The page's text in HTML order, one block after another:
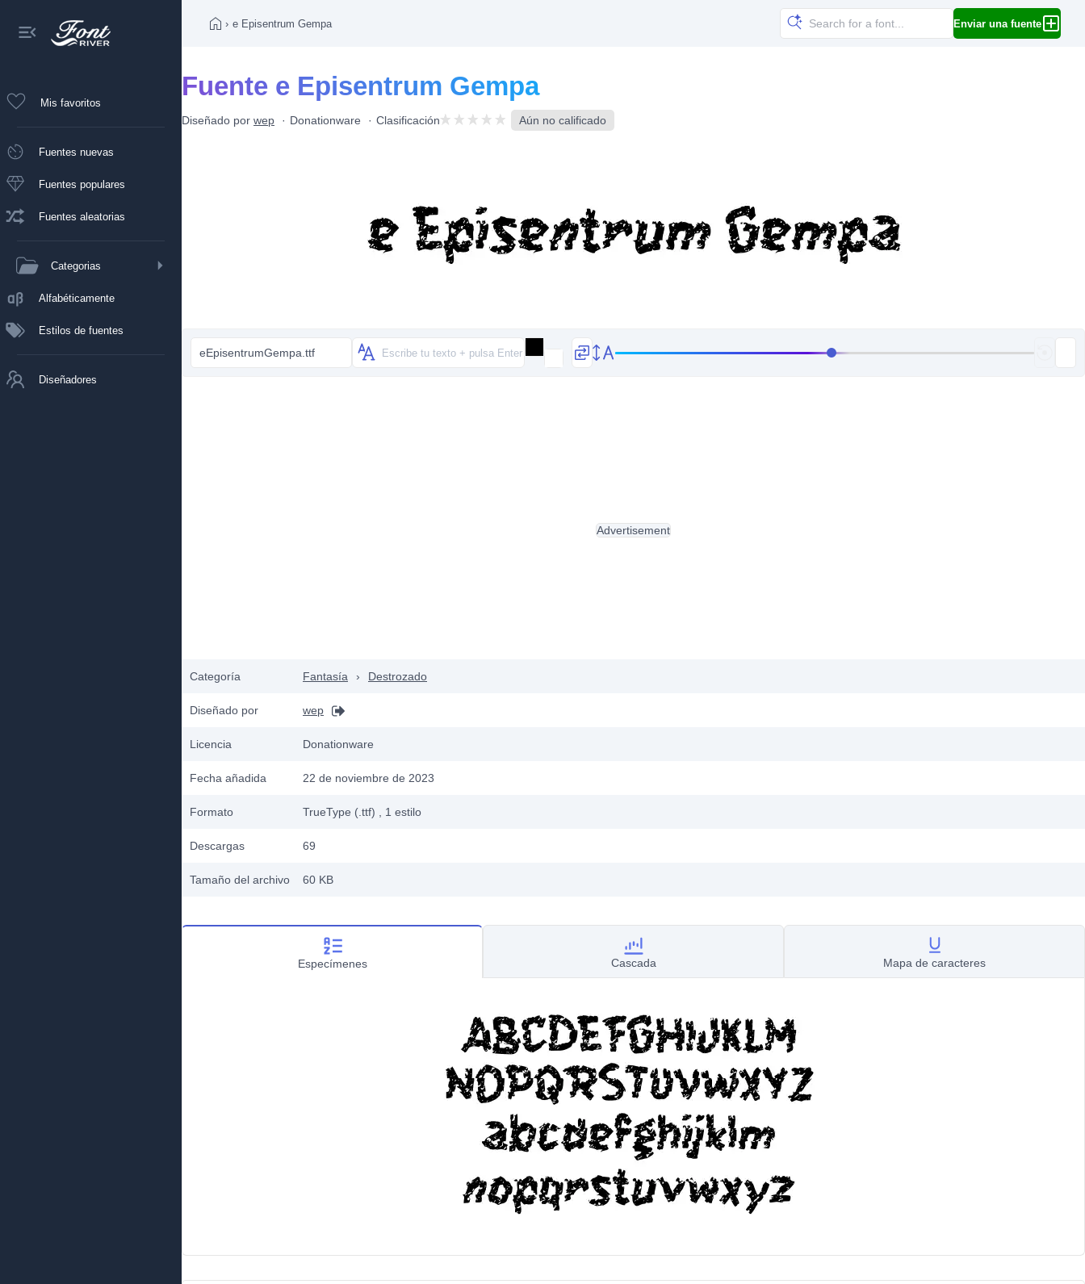
Mis favoritos
Fuentes nuevas
Fuentes populares
Fuentes aleatorias
Categorias
Alfabéticamente
Estilos de fuentes
Diseñadores
› e Episentrum Gempa Enviar una fuente
Fuente e Episentrum Gempa
Diseñado por wep Donationware Clasificación Aún no calificado
eEpisentrumGempa.ttf
Categoría Fantasía › Destrozado
Diseñado por wep
Licencia Donationware
Fecha añadida 22 de noviembre de 2023
Formato TrueType (.ttf) , 1 estilo
Descargas 69
Tamaño del archivo 60 KB
Advertisement
Especímenes Cascada Mapa de caracteres